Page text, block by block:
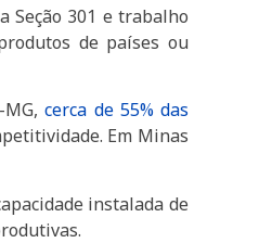
Seção 301 e trabalho
de países ou
MG,cerca de 55% das
Em Minas
instalada de